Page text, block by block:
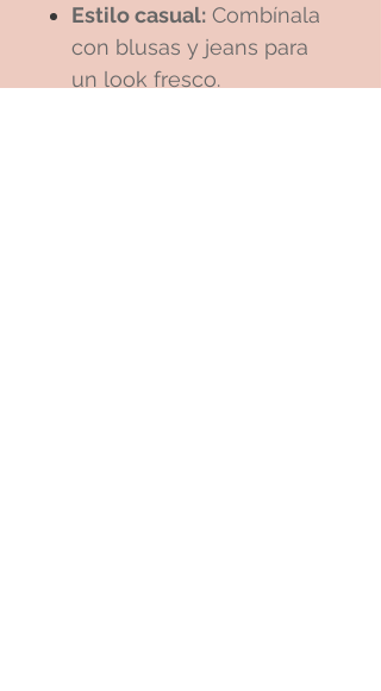
Estilo casual: Combínala
con blusas y jeans para
un look fresco.